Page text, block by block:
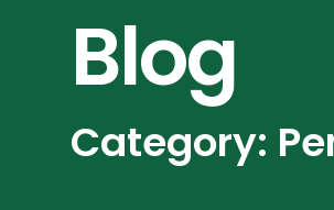
Blog
Category: